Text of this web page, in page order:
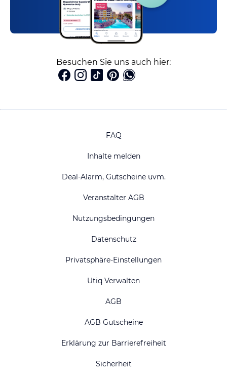
Besuchen Sie uns auch hier:
FAQ
Inhalte melden
Deal-Alarm, Gutscheine uvm.
Veranstalter AGB
Nutzungsbedingungen
Datenschutz
Privatsphäre-Einstellungen
Utiq Verwalten
AGB
AGB Gutscheine
Erklärung zur Barrierefreiheit
Sicherheit